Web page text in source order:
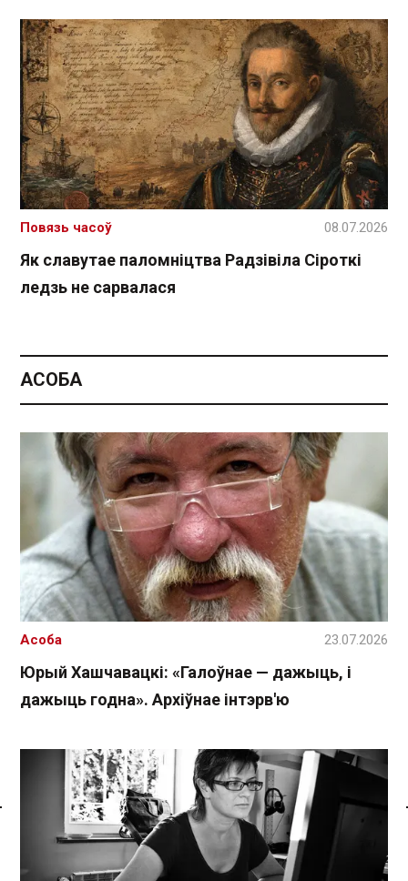
Спасылка без VPN
Як славутае паломніцтва Радзівіла Сіроткі
ледзь не сарвалася
Повязь часоў 08.07.2026
АСОБА
Юрый Хашчавацкі: «Галоўнае — дажыць, і
дажыць годна». Архіўнае інтэрв'ю
Асоба 23.07.2026